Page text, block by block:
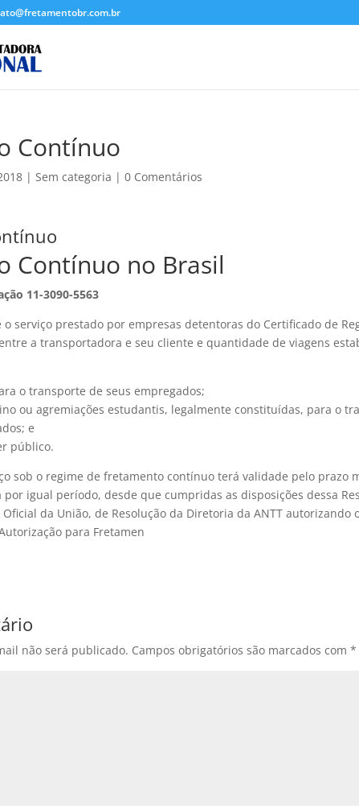
Contínuo
|Sem categoria |0 Comentários
Contínuo no Brasil
11-3090-5563
serviço prestado por empresas detentoras do Certificado de
a transportadora e seu cliente e quantidade de viagens
o transporte de seus empregados;
ou agremiações estudantis, legalmente constituídas, para o
e
público.
sob o regime de fretamento contínuo terá validade pelo prazo
igual período, desde que cumpridas as disposições dessa
da União, de Resolução da Diretoria da ANTT autorizando
para Fretamen
não será publicado. Campos obrigatórios são marcados com*